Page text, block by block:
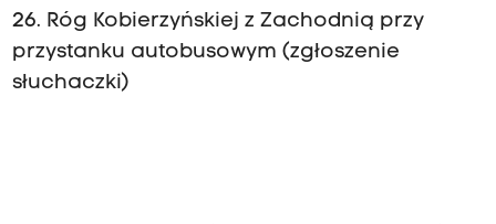
26. Róg Kobierzyńskiej z Zachodnią przy
przystanku autobusowym (zgłoszenie
słuchaczki)